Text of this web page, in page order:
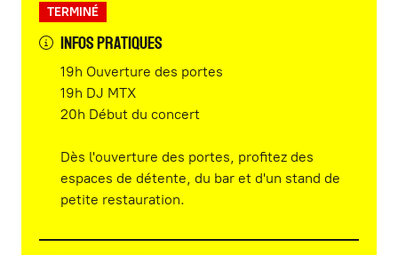
TERMINÉ
INFOS PRATIQUES
19h Ouverture des portes
19h DJ MTX
20h Début du concert
Dès l'ouverture des portes, profitez des
espaces de détente, du bar et d'un stand de
petite restauration.